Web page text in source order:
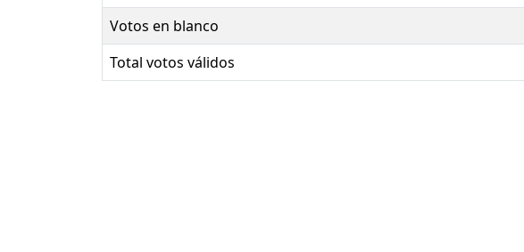
Votos en blanco
Total votos válidos